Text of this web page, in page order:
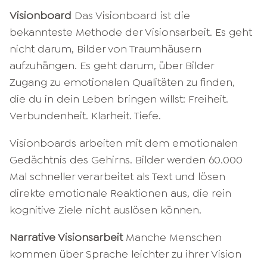
Visionboard Das Visionboard ist die
bekannteste Methode der Visionsarbeit. Es geht
nicht darum, Bilder von Traumhäusern
aufzuhängen. Es geht darum, über Bilder
Zugang zu emotionalen Qualitäten zu finden,
die du in dein Leben bringen willst: Freiheit.
Verbundenheit. Klarheit. Tiefe.
Visionboards arbeiten mit dem emotionalen
Gedächtnis des Gehirns. Bilder werden 60.000
Mal schneller verarbeitet als Text und lösen
direkte emotionale Reaktionen aus, die rein
kognitive Ziele nicht auslösen können.
Narrative VisionsarbeitManche Menschen
kommen über Sprache leichter zu ihrer Vision